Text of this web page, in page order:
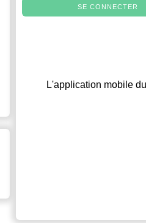
SE CONNECTER
L'application mobile